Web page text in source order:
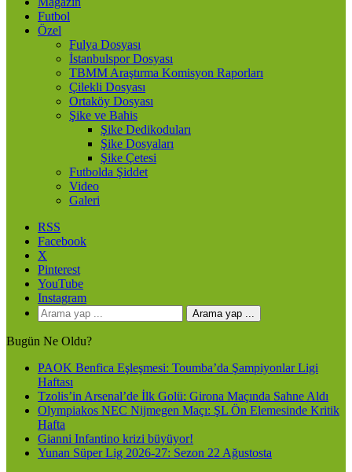
Futbol
Özel
Fulya Dosyası
İstanbulspor Dosyası
TBMM Araştırma Komisyon Raporları
Çilekli Dosyası
Ortaköy Dosyası
Şike ve Bahis
Şike Dedikoduları
Şike Dosyaları
Şike Çetesi
Futbolda Şiddet
Video
Galeri
RSS
Facebook
X
Pinterest
YouTube
Instagram
Arama yap ...
Bugün Ne Oldu?
PAOK Benfica Eşleşmesi: Toumba’da Şampiyonlar Ligi
Haftası
Tzolis’in Arsenal’de İlk Golü: Girona Maçında Sahne Aldı
Olympiakos NEC Nijmegen Maçı: ŞL Ön Elemesinde Kritik
Hafta
Gianni Infantino krizi büyüyor!
Yunan Süper Lig 2026-27: Sezon 22 Ağustosta